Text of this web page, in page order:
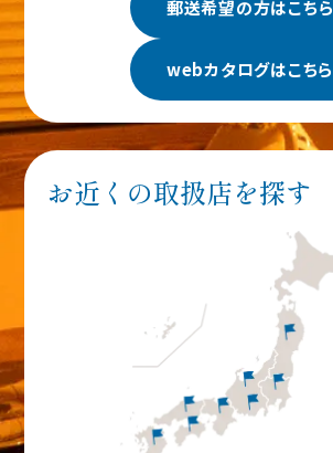
郵送希望の方はこちら
webカタログはこちら
お近くの取扱店を探す